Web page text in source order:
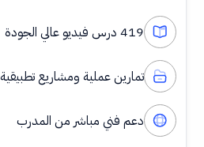
419 درس فيديو عالي الجودة
تمارين عملية ومشاريع تطبيقية
دعم فني مباشر من المدرب